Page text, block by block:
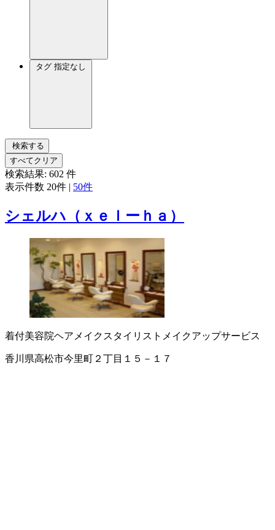
タグ 指定なし
検索する
すべてクリア
検索結果: 602 件
表示件数 20件 | 50件
シェルハ（ｘｅｌーｈａ）
着付美容院ヘアメイクスタイリスト メイクアップサービス
香川県高松市今里町２丁目１５－１７